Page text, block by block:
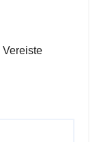
Vereiste